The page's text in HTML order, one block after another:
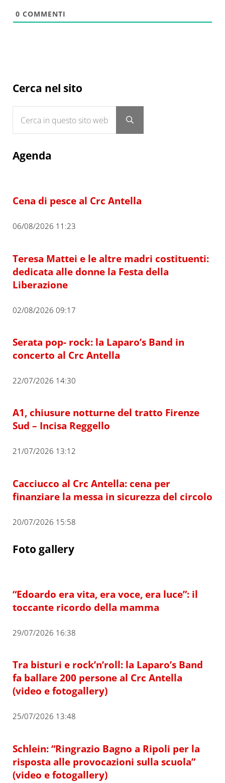
0 COMMENTI
Sidebar
Cerca nel sito
Submit search
Agenda
Cena di pesce al Crc Antella
06/08/2026 11:23
Teresa Mattei e le altre madri costituenti:
dedicata alle donne la Festa della
Liberazione
02/08/2026 09:17
Serata pop- rock: la Laparo’s Band in
concerto al Crc Antella
22/07/2026 14:30
A1, chiusure notturne del tratto Firenze
Sud – Incisa Reggello
21/07/2026 13:12
Cacciucco al Crc Antella: cena per
finanziare la messa in sicurezza del circolo
20/07/2026 15:58
Foto gallery
“Edoardo era vita, era voce, era luce”: il
toccante ricordo della mamma
29/07/2026 16:38
Tra bisturi e rock’n’roll: la Laparo’s Band
fa ballare 200 persone al Crc Antella
(video e fotogallery)
25/07/2026 13:48
Schlein: “Ringrazio Bagno a Ripoli per la
risposta alle provocazioni sulla scuola”
(video e fotogallery)